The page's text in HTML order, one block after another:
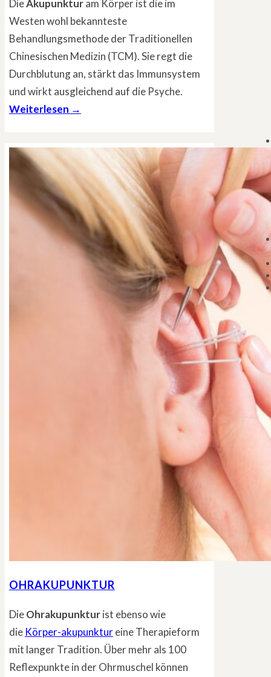
DieAkupunkturam Körper ist die im
Westen wohl bekannteste
Behandlungsmethode der Traditionellen
Chinesischen Medizin (TCM). Sie regt die
Durchblutung an, stärkt das Immunsystem
und wirkt ausgleichend auf die Psyche.
Weiterlesen →
OHRAKUPUNKTUR
DieOhrakupunkturist ebenso wie
die Körper-akupunktureine Therapieform
mit langer Tradition. Über mehr als 100
Reflexpunkte in der Ohrmuschel können